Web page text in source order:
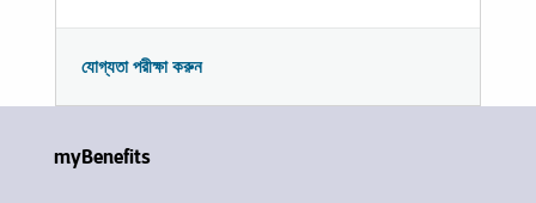
যোগ্যতা পরীক্ষা করুন
myBenefits